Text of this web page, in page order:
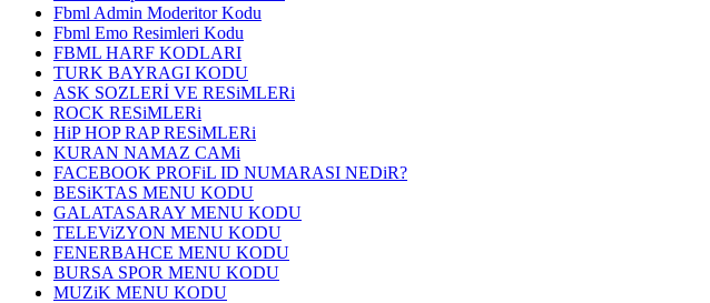
Fbml Admin Moderitor Kodu
Fbml Emo Resimleri Kodu
FBML HARF KODLARI
TURK BAYRAGI KODU
ASK SOZLERİ VE RESiMLERi
ROCK RESiMLERi
HiP HOP RAP RESiMLERi
KURAN NAMAZ CAMi
FACEBOOK PROFiL ID NUMARASI NEDiR?
BESiKTAS MENU KODU
GALATASARAY MENU KODU
TELEViZYON MENU KODU
FENERBAHCE MENU KODU
BURSA SPOR MENU KODU
MUZiK MENU KODU